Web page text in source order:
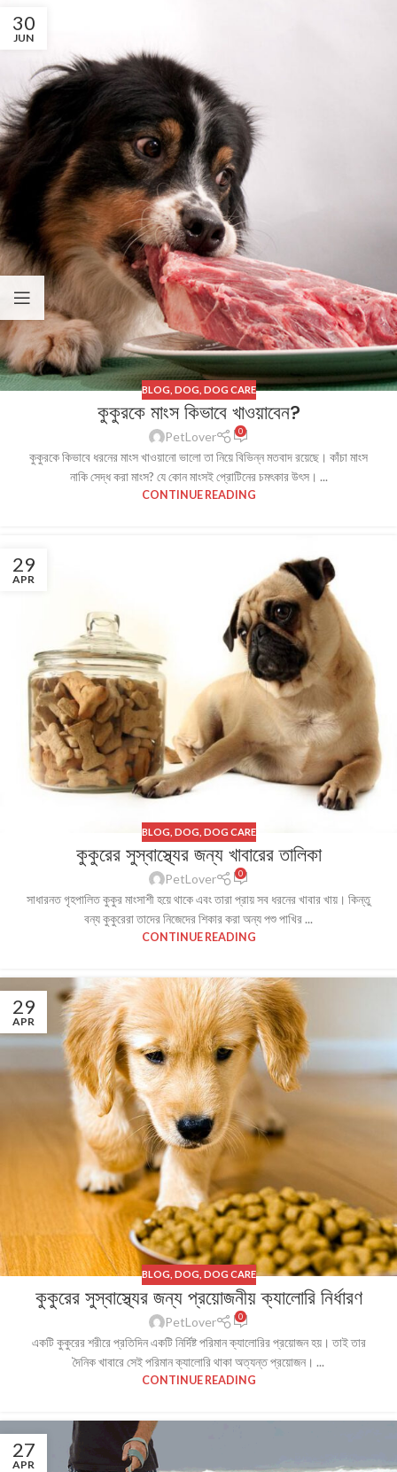
30
JUN
BLOG DOG DOG CARE
কুকুরকে মাংস কিভাবে খাওয়াবেন?
PetLover 0
কুকুরকে কিভাবে ধরনের মাংস খাওয়ানো ভালো তা নিয়ে বিভিন্ন মতবাদ রয়েছে। কাঁচা মাংস
নাকি সেদ্ধ করা মাংস? যে কোন মাংসই প্রোটিনের চমৎকার উৎস। ...
CONTINUE READING
29
APR
BLOG DOG DOG CARE
কুকুরের সুস্বাস্থ্যের জন্য খাবারের তালিকা
PetLover 0
সাধারনত গৃহপালিত কুকুর মাংসাশী হয়ে থাকে এবং তারা প্রায় সব ধরনের খাবার খায়। কিন্তু
বন্য কুকুরেরা তাদের নিজেদের শিকার করা অন্য পশু পাখির ...
CONTINUE READING
29
APR
BLOG DOG DOG CARE
কুকুরের সুস্বাস্থ্যের জন্য প্রয়োজনীয় ক্যালোরি নির্ধারণ
PetLover 0
একটি কুকুরের শরীরে প্রতিদিন একটি নির্দিষ্ট পরিমান ক্যালোরির প্রয়োজন হয়। তাই তার
দৈনিক খাবারে সেই পরিমান ক্যালোরি থাকা অত্যন্ত প্রয়োজন। ...
CONTINUE READING
27
APR